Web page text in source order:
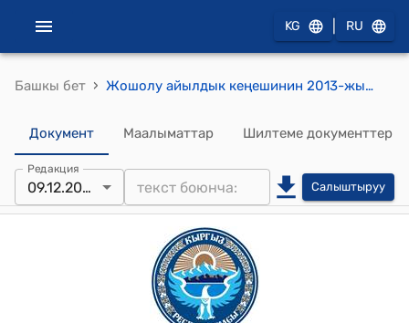
KG RU
Башкы бет › Жошолу айылдык кеңешинин 2013-жылдын 9-декабрындагы № 9/5 "Алай токойчулугунун башчысы Капаров Сайдимаматтин билдирүүсүнө ылайык Жошолу айылдык кеңешинин укуктук жана мыйзамдуулук боюнча туруктуу комиссиясынын корутундусун карап чыгып, талкуулоо жөнүндө" токтому"
Документ Маалыматтар Шилтеме документтер
Редакция
09.12.2013 Салыштыруу